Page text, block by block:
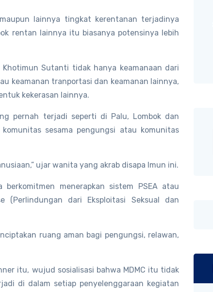
lainnya tingkat kerentanan terjadinya
rentan lainnya itu biasanya potensinya lebih
Sutanti tidak hanya keamanaan dari
keamanan tranportasi dan keamanan lainnya,
kekerasan lainnya.
pernah terjadi seperti di Palu, Lombok dan
sesama pengungsi atau komunitas
ujar wanita yang akrab disapa Imun ini.
menerapkan sistem PSEA atau
(Perlindungan dari Eksploitasi Seksual dan
ruang aman bagi pengungsi, relawan,
itu, wujud sosialisasi bahwa MDMC itu tidak
di dalam setiap penyelenggaraan kegiatan